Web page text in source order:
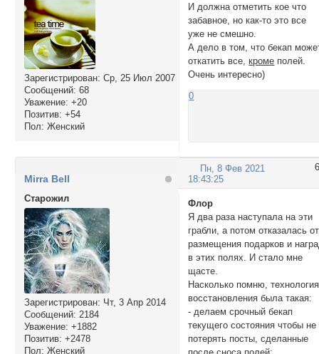
Зарегистрирован: Ср, 25 Июл 2007
Сообщений: 68
Уважение: +20
Позитив: +54
Пол: Женский
И должна отметить кое что
забавное, но как-то это все
уже не смешно.
А дело в том, что бекап
откатить все,кроме полей.
Очень интересно)
0
6
Пн, 8 Фев 2021
18:43:25
Mirra Bell
Cтарожил
Зарегистрирован: Чт, 3 Апр 2014
Сообщений: 2184
Уважение: +1882
Позитив: +2478
Пол: Женский
Флор
Я два раза наступала на эти
грабли, а потом отказалась от
размещения подарков и
в этих полях. И стало мне
щасте.
Насколько помню, технология
восстановления была такая:
- делаем срочный бекап
текущего состояния чтобы не
потерять посты, сделанные